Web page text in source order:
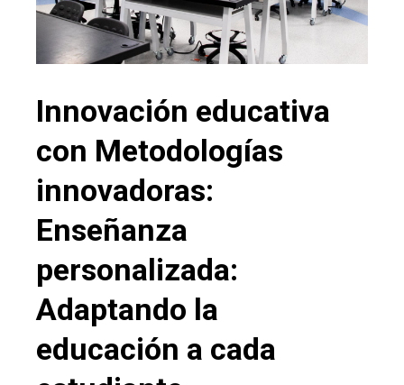
Innovación educativa
con Metodologías
innovadoras:
Enseñanza
personalizada:
Adaptando la
educación a cada